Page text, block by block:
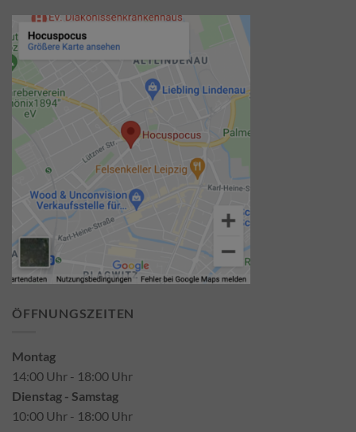
ÖFFNUNGSZEITEN
Montag
14:00 Uhr - 18:00 Uhr
Dienstag - Samstag
10:00 Uhr - 18:00 Uhr